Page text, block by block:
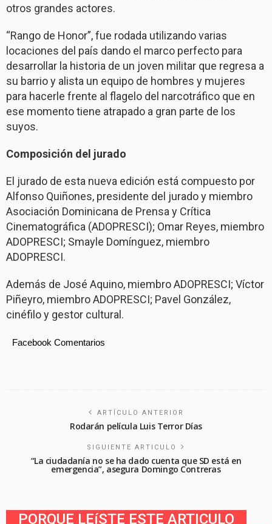
otros grandes actores.
“Rango de Honor”, fue rodada utilizando varias
locaciones del país dando el marco perfecto para
desarrollar la historia de un joven militar que regresa a
su barrio y alista un equipo de hombres y mujeres
para hacerle frente al flagelo del narcotráfico que en
ese momento tiene atrapado a gran parte de los
suyos.
Composición del jurado
El jurado de esta nueva edición está compuesto por
Alfonso Quiñones, presidente del jurado y miembro
Asociación Dominicana de Prensa y Crítica
Cinematográfica (ADOPRESCI); Omar Reyes, miembro
ADOPRESCI; Smayle Domínguez, miembro
ADOPRESCI.
Además de José Aquino, miembro ADOPRESCI; Víctor
Piñeyro, miembro ADOPRESCI; Pavel González,
cinéfilo y gestor cultural.
Facebook Comentarios
ARTÍCULO ANTERIOR
Rodarán película Luis Terror Días
SIGUIENTE ARTICULO
“La ciudadanía no se ha dado cuenta que SD está en
emergencia”, asegura Domingo Contreras
PORQUE LEíSTE ESTE ARTICULO